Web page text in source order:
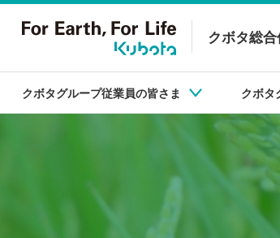
クボタ総
クボタグループ従業員の皆さま
クボタグループ従業員の皆さま
火災保険・地震保険
クボタ
クボタグループ退職者の皆さま
火災保険・地震保険
クボタ製品ユーザーの皆さま
農業用ドローン ラジコン草刈機